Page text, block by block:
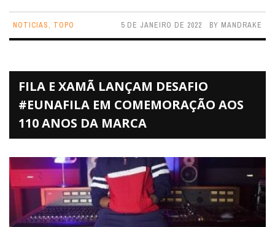
NOTICIAS, TOPO 5 DE JANEIRO DE 2022 BY MANDRAKE
FILA E XAMÃ LANÇAM DESAFIO
#EUNAFILA EM COMEMORAÇÃO AOS
110 ANOS DA MARCA